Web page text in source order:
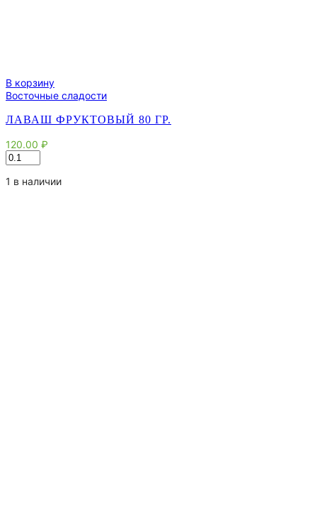
В корзину
Восточные сладости
ЛАВАШ ФРУКТОВЫЙ 80 ГР.
120.00 ₽
Количество
товара
Лаваш
1 в наличии